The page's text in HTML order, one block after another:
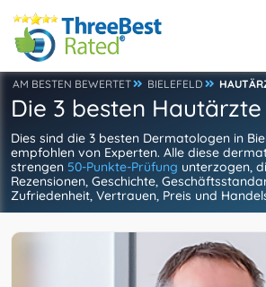
AM BESTEN BEWERTET BIELEFELD
Die 3 besten
Dies sind die 3 besten Dermatologen in
empfohlen von Experten. Alle diese
strengen 50-Punkte-Prüfung unterzogen,
Rezensionen, Geschichte,
Zufriedenheit, Vertrauen, Preis und